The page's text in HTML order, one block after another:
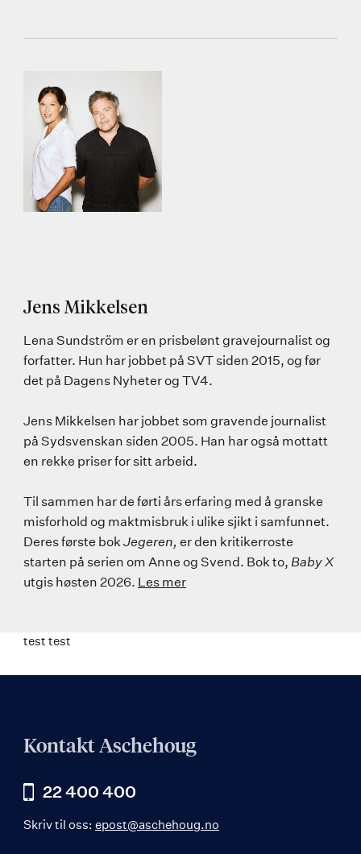
Jens Mikkelsen
Lena Sundström er en prisbelønt gravejournalist og
forfatter. Hun har jobbet på SVT siden 2015, og før
det på Dagens Nyheter og TV4.
Jens Mikkelsen har jobbet som gravende journalist
på Sydsvenskan siden 2005. Han har også mottatt
en rekke priser for sitt arbeid.
Til sammen har de førti års erfaring med å granske
misforhold og maktmisbruk i ulike sjikt i samfunnet.
Deres første bokJegeren, er den kritikerroste
starten på serien om Anne og Svend. Bok to, Baby X
utgis høsten 2026. Les mer
test test
Kontakt Aschehoug
22 400 400
Skriv til oss: epost@aschehoug.no